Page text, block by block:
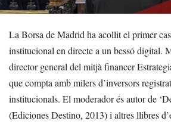
La Borsa de Madrid ha acollit el primer
institucional en directe a un bessó digital.
director general del mitjà financer
que compta amb milers d’inversors
institucionals. El moderador és autor de
(Ediciones Destino, 2013) i altres llibres